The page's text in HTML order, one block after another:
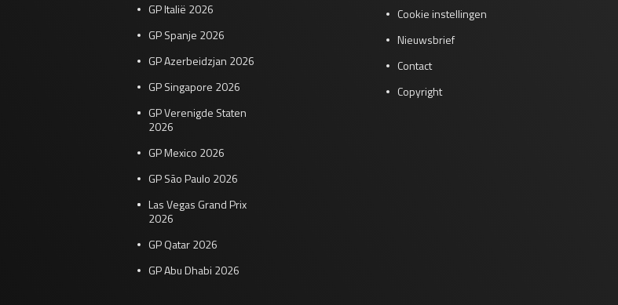
GP Italië 2026
GP Spanje 2026
GP Azerbeidzjan 2026
GP Singapore 2026
GP Verenigde Staten
2026
GP Mexico 2026
GP São Paulo 2026
Las Vegas Grand Prix
2026
GP Qatar 2026
GP Abu Dhabi 2026
Cookie instellingen
Nieuwsbrief
Contact
Copyright